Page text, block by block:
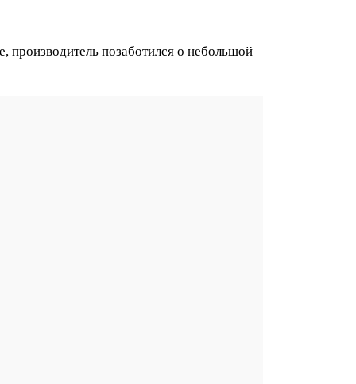
производитель позаботился о небольшой